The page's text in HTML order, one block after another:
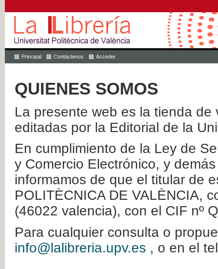
Principal Contáctenos Acceder
QUIENES SOMOS
La presente web es la tienda
editadas por la Editorial de la
En cumplimiento de la Ley de
y Comercio Electrónico, y
informamos de que el titular de
POLITÈCNICA DE VALÈNCIA,
(46022 valencia), con el CIF nº
Para cualquier consulta o
info@lalibreria.upv.es , o en el